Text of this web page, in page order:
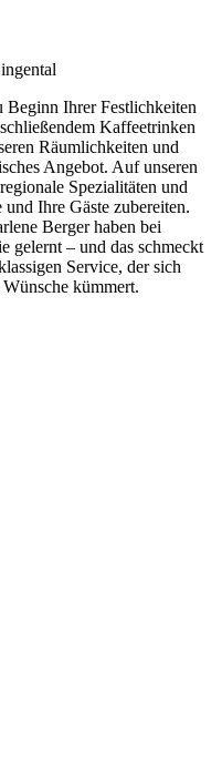
Beginn Ihrer Festlichkeiten
Kaffeetrinken
Räumlichkeiten und
Angebot. Auf unseren
Spezialitäten und
Ihre Gäste zubereiten.
Berger haben bei
gelernt – und das schmeckt
Service, der sich
kümmert.